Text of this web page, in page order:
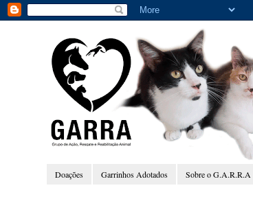
Doações Garrinhos Adotados Sobre o G.A.R.R.A